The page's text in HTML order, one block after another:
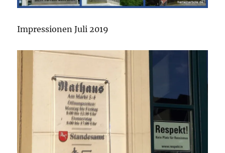
Impressionen Juli 2019